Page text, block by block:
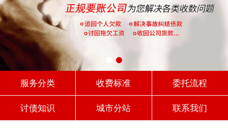
服务分类 收费标准 委托流程
讨债知识 城市分站 联系我们